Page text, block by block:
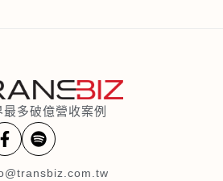
最多破億營收案例